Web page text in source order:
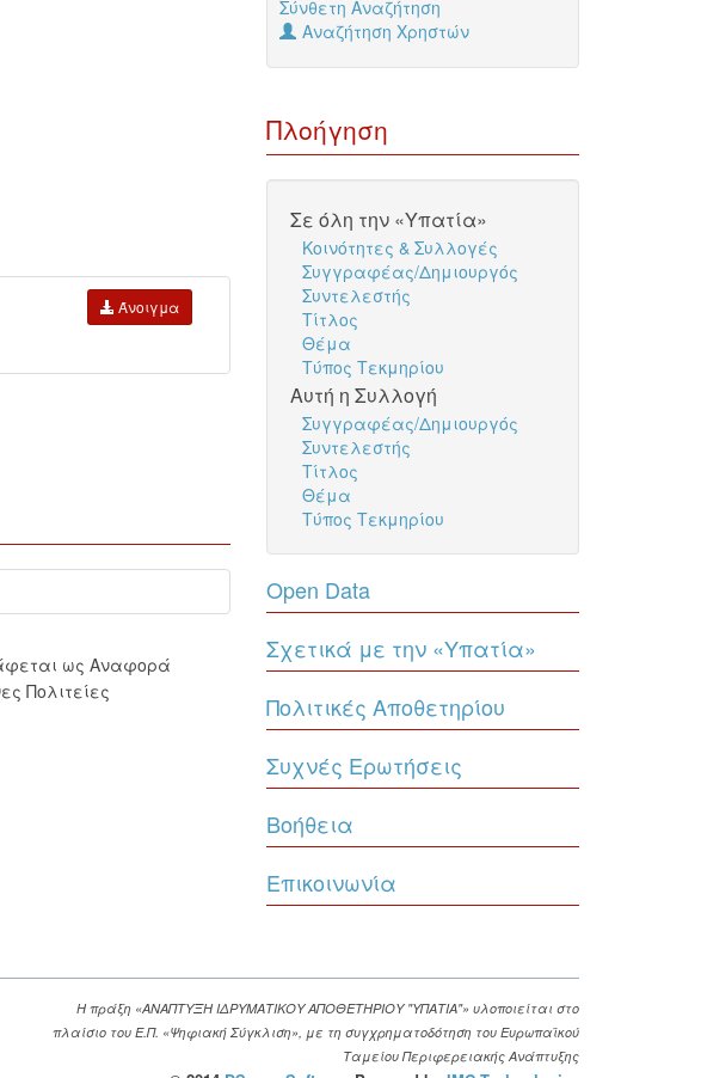
Άνοιγμα
ως Αναφορά
Πολιτείες
Σύνθετη Αναζήτηση
Αναζήτηση Χρηστών
Πλοήγηση
Σε όλη την «Υπατία»
Κοινότητες & Συλλογές
Συγγραφέας/Δημιουργός
Συντελεστής
Τίτλος
Θέμα
Τύπος Τεκμηρίου
Αυτή η Συλλογή
Συγγραφέας/Δημιουργός
Συντελεστής
Τίτλος
Θέμα
Τύπος Τεκμηρίου
Open Data
Σχετικά με την «Υπατία»
Πολιτικές Αποθετηρίου
Συχνές Ερωτήσεις
Βοήθεια
Επικοινωνία
Η πράξη «ΑΝΑΠΤΥΞΗ ΙΔΡΥΜΑΤΙΚΟΥ ΑΠΟΘΕΤΗΡΙΟΥ "ΥΠΑΤΙΑ"» υλοποιείται στο
πλαίσιο του Ε.Π. «Ψηφιακή Σύγκλιση», με τη συγχρηματοδότηση του Ευρωπαϊκού
Ταμείου Περιφερειακής Ανάπτυξης